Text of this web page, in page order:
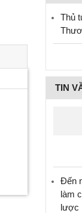
Thủ
TIN
Đến
làm
lược